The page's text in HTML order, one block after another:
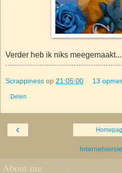
Verder heb ik niks meegemaakt...
Scrappiness op 21:05:00 13
Delen
‹
About me